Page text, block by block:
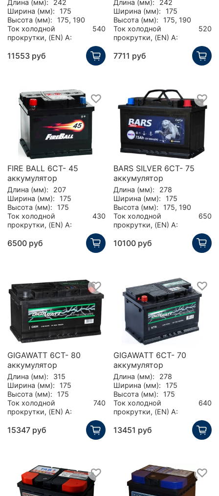
Длина (мм):
242
Ширина (мм):
175
Высота (мм):
175, 190
Ток холодной
прокрутки, (EN) А:
540
11553 руб
Длина (мм):
242
Ширина (мм):
175
Высота (мм):
175, 190
Ток холодной
прокрутки, (EN) А:
520
7711 руб
FIRE BALL 6СТ- 45
аккумулятор
Длина (мм):
207
Ширина (мм):
175
Высота (мм):
175
Ток холодной
прокрутки, (EN) А:
430
6500 руб
BARS SILVER 6СТ- 75
аккумулятор
Длина (мм):
278
Ширина (мм):
175
Высота (мм):
175, 190
Ток холодной
прокрутки, (EN) А:
650
10100 руб
GIGAWATT 6CT- 80
аккумулятор
Длина (мм):
315
Ширина (мм):
175
Высота (мм):
175
Ток холодной
прокрутки, (EN) А:
740
15347 руб
GIGAWATT 6CT- 70
аккумулятор
Длина (мм):
278
Ширина (мм):
175
Высота (мм):
175
Ток холодной
прокрутки, (EN) А:
640
13451 руб